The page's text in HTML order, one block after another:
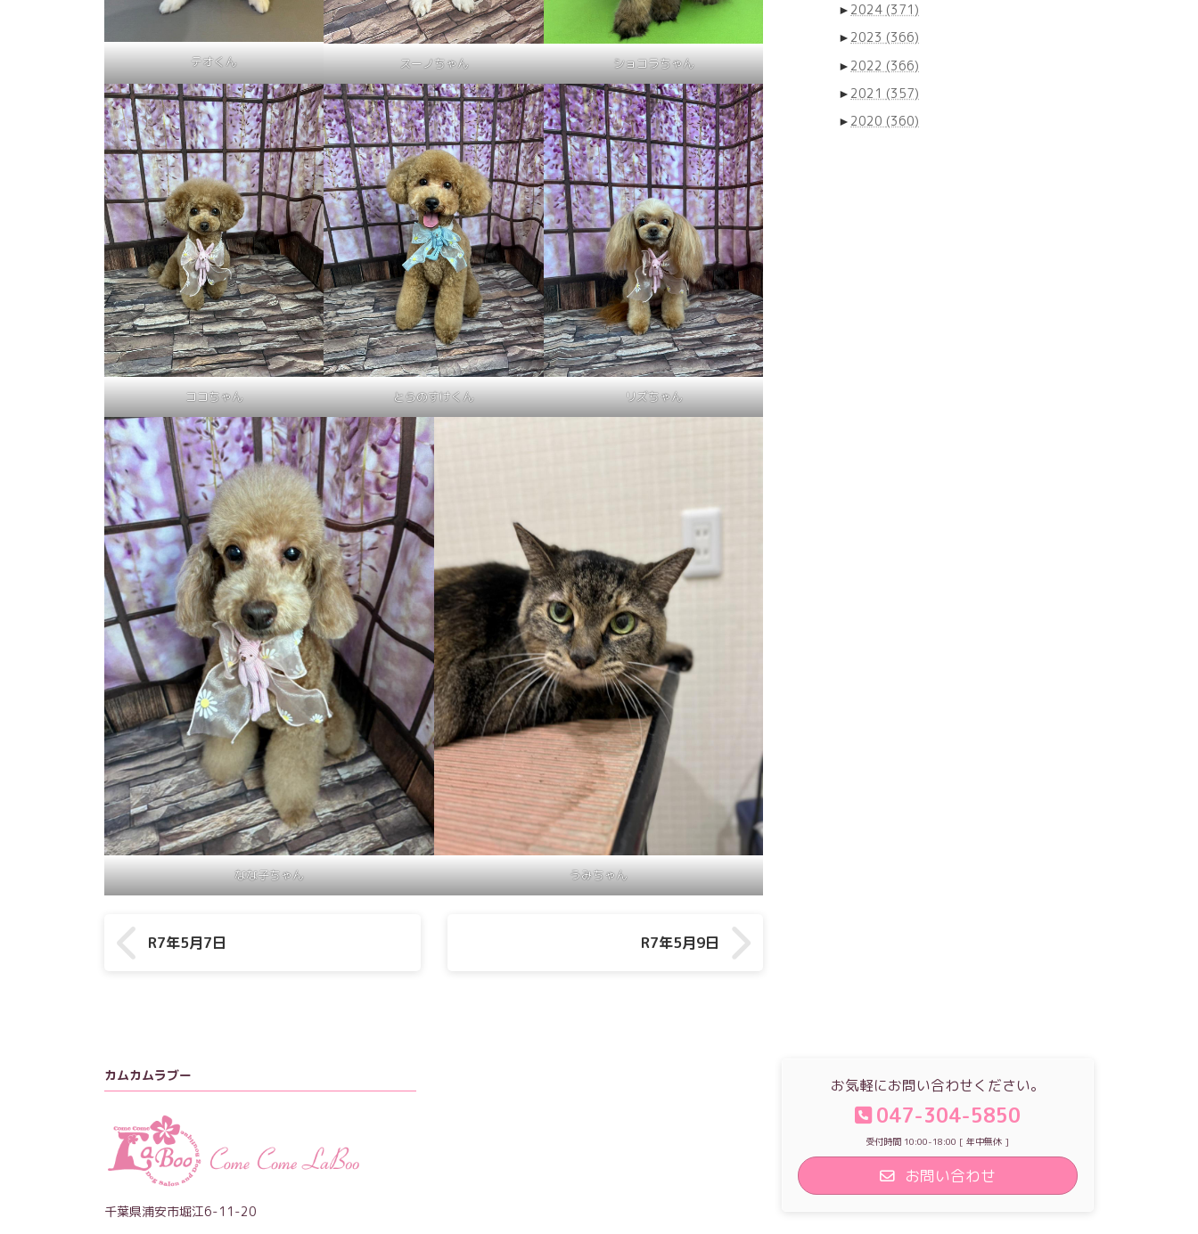
テオくん スーノちゃん ショコラちゃん
ココちゃん とらのすけくん リズちゃん
なな子ちゃん うみちゃん
R7年5月7日 R7年5月9日
► 2024 (371)
► 2023 (366)
► 2022 (366)
► 2021 (357)
► 2020 (360)
カムカムラブー
千葉県浦安市堀江6-11-20
お気軽にお問い合わせください。
047-304-5850
受付時間 10:00-18:00 [ 年中無休 ]
お問い合わせ